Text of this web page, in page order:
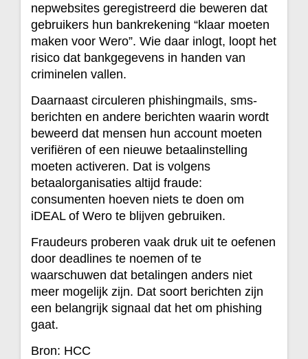
nepwebsites geregistreerd die beweren dat
gebruikers hun bankrekening “klaar moeten
maken voor Wero”. Wie daar inlogt, loopt het
risico dat bankgegevens in handen van
criminelen vallen.
Daarnaast circuleren phishingmails, sms-
berichten en andere berichten waarin wordt
beweerd dat mensen hun account moeten
verifiëren of een nieuwe betaalinstelling
moeten activeren. Dat is volgens
betaalorganisaties altijd fraude:
consumenten hoeven niets te doen om
iDEAL of Wero te blijven gebruiken.
Fraudeurs proberen vaak druk uit te oefenen
door deadlines te noemen of te
waarschuwen dat betalingen anders niet
meer mogelijk zijn. Dat soort berichten zijn
een belangrijk signaal dat het om phishing
gaat.
Bron: HCC